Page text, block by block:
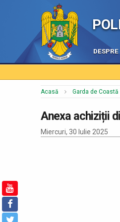
Acasă Garda de Coastă
Anexa achiziții
Miercuri, 30 Iulie 2025